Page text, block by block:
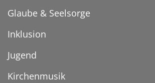
Glaube & Seelsorge
Inklusion
Jugend
Kirchenmusik